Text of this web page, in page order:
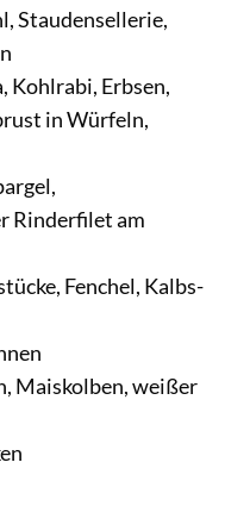
Staudensellerie,
Kohlrabi, Erbsen,
in Würfeln,
Rinderfilet am
Fenchel, Kalbs-
Maiskolben, weißer